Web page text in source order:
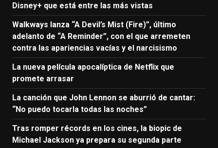
Disney+ que está entre las más vistas
Walkways lanza “A Devil’s Mist (Fire)”, último
adelanto de “A Reminder”, con el que arremeten
contra las apariencias vacías y el narcisismo
La nueva película apocalíptica de Netflix que
promete arrasar
La canción que John Lennon se aburrió de cantar:
“No puedo tocarla todas las noches”
Tras romper récords en los cines, la biopic de
Michael Jackson ya prepara su segunda parte